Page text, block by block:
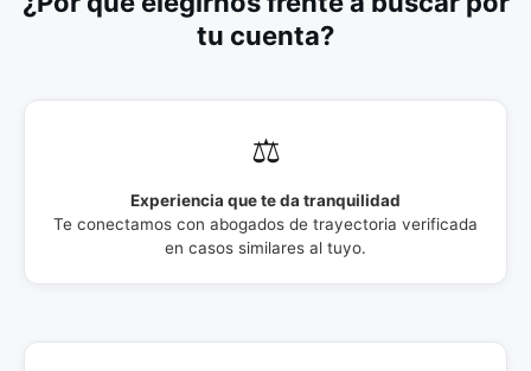
tu cuenta?
⚖️
Experiencia que te da tranquilidad
Te conectamos con abogados de trayectoria verificada
en casos similares al tuyo.